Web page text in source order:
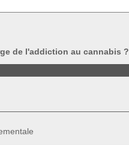
de l'addiction au cannabis ?